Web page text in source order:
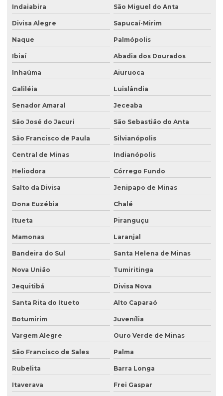
Indaiabira São Miguel do Anta
Divisa Alegre Sapucaí-Mirim
Naque Palmópolis
Ibiaí Abadia dos Dourados
Inhaúma Aiuruoca
Galiléia Luislândia
Senador Amaral Jeceaba
São José do Jacuri São Sebastião do Anta
São Francisco de Paula Silvianópolis
Central de Minas Indianópolis
Heliodora Córrego Fundo
Salto da Divisa Jenipapo de Minas
Dona Euzébia Chalé
Itueta Piranguçu
Mamonas Laranjal
Bandeira do Sul Santa Helena de Minas
Nova União Tumiritinga
Jequitibá Divisa Nova
Santa Rita do Itueto Alto Caparaó
Botumirim Juvenília
Vargem Alegre Ouro Verde de Minas
São Francisco de Sales Palma
Rubelita Barra Longa
Itaverava Frei Gaspar